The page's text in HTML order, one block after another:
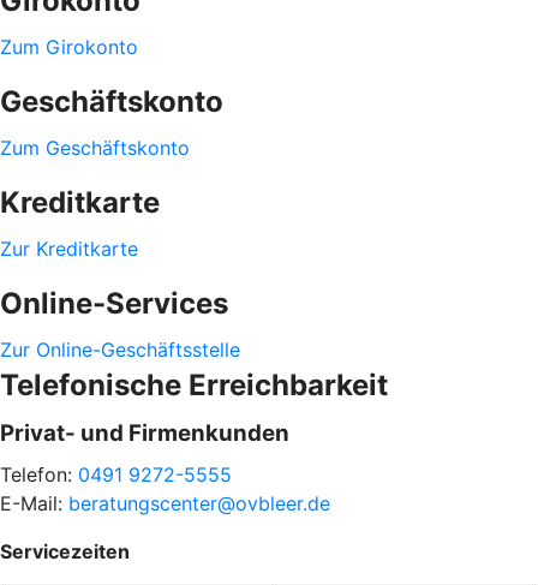
Zum Girokonto
Geschäftskonto
Zum Geschäftskonto
Kreditkarte
Zur Kreditkarte
Online-Services
Zur Online-Geschäftsstelle
Telefonische Erreichbarkeit
Privat- und Firmenkunden
Telefon: 0491 9272-5555
E-Mail: beratungscenter@ovbleer.de
Servicezeiten